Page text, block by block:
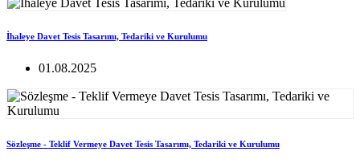
İhaleye Davet Tesis Tasarımı, Tedariki ve Kurulumu
01.08.2025
Sözleşme - Teklif Vermeye Davet Tesis Tasarımı, Tedariki ve Kurulumu